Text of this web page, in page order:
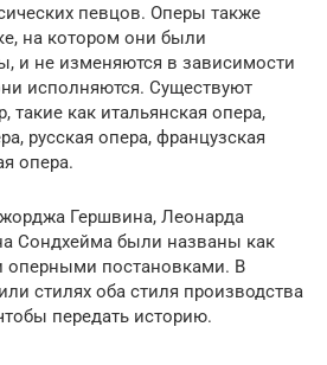
певцов. Оперы также
на котором они были
и не изменяются в зависимости
исполняются. Существуют
такие как итальянская опера,
русская опера, французская
опера.
Гершвина, Леонарда
Сондхейма были названы как
оперными постановками. В
стилях оба стиля производства
передать историю.